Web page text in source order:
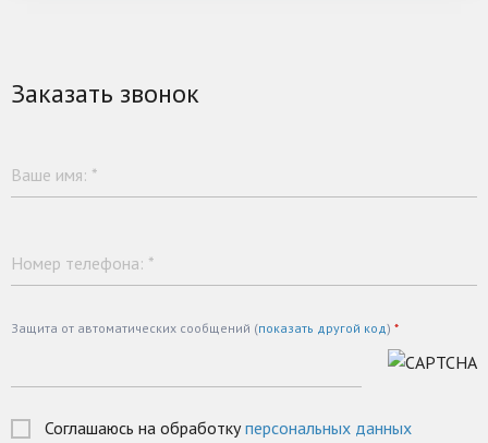
Заказать звонок
Ваше имя: *
Номер телефона: *
Защита от автоматических сообщений (показать другой код) *
Соглашаюсь на обработкуперсональных данных